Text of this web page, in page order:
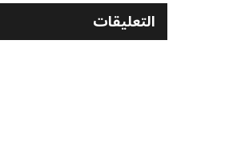
التعليقات